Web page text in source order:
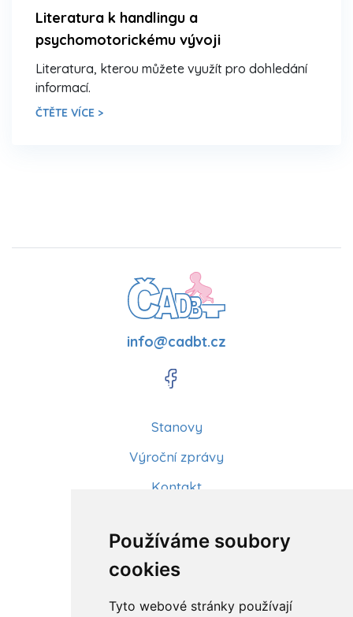
Používáme soubory
cookies
Tyto webové stránky používají
Literatura k handlingu a
psychomotorickému vývoji
Literatura, kterou můžete využít pro dohledání
informací.
ČTĚTE VÍCE >
info@cadbt.cz
Stanovy
Výroční zprávy
Kontakt
Články
Kurzy a workshopy